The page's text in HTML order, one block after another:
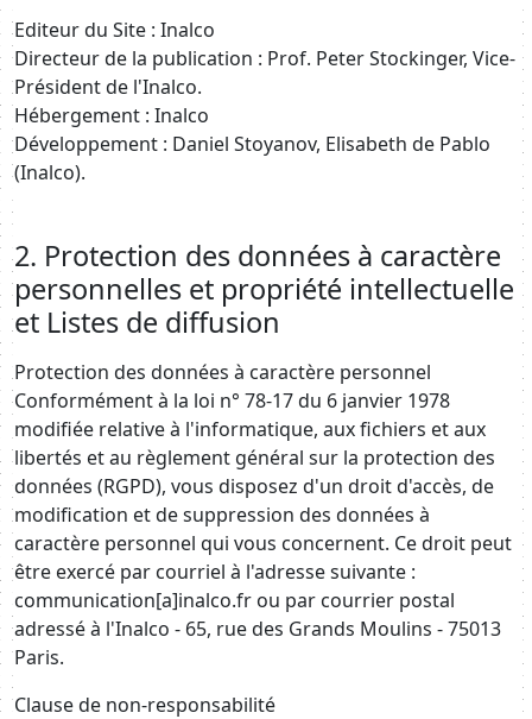
Editeur du Site : Inalco
Directeur de la publication : Prof. Peter Stockinger, Vice-
Président de l'Inalco.
Hébergement : Inalco
Développement : Daniel Stoyanov, Elisabeth de Pablo
(Inalco).
2. Protection des données à caractère
personnelles et propriété intellectuelle
et Listes de diffusion
Protection des données à caractère personnel
Conformément à la loi n° 78-17 du 6 janvier 1978
modifiée relative à l'informatique, aux fichiers et aux
libertés et au règlement général sur la protection des
données (RGPD), vous disposez d'un droit d'accès, de
modification et de suppression des données à
caractère personnel qui vous concernent. Ce droit peut
être exercé par courriel à l'adresse suivante :
communication[a]inalco.fr ou par courrier postal
adressé à l'Inalco - 65, rue des Grands Moulins - 75013
Paris.
Clause de non-responsabilité